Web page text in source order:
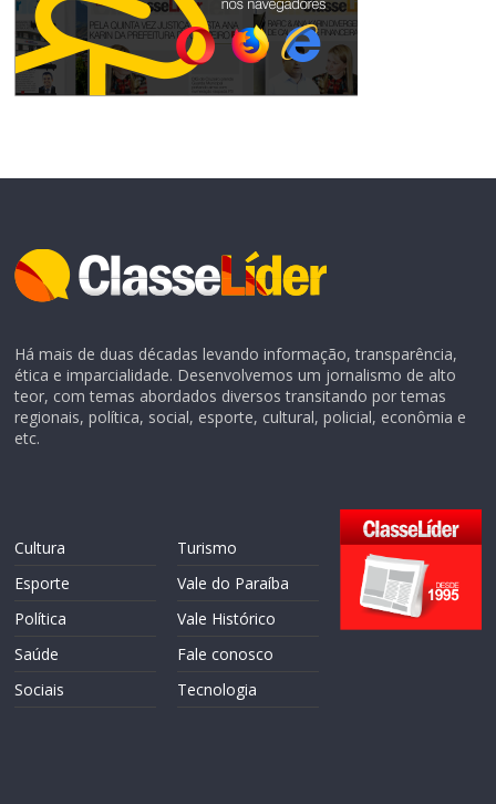
Há mais de duas décadas levando informação, transparência,
ética e imparcialidade. Desenvolvemos um jornalismo de alto
teor, com temas abordados diversos transitando por temas
regionais, política, social, esporte, cultural, policial, econômia e
etc.
Cultura
Esporte
Política
Saúde
Sociais
Turismo
Vale do Paraíba
Vale Histórico
Fale conosco
Tecnologia